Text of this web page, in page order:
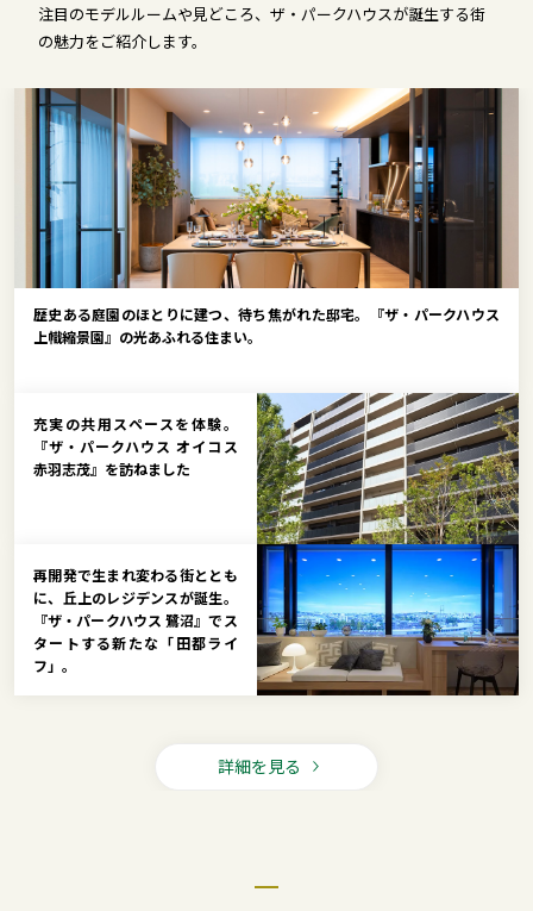
注目のモデルルームや見どころ、ザ・パークハウスが誕生する街
の魅力をご紹介します。
歴史ある庭園のほとりに建つ、待ち焦がれた邸宅。『ザ・パークハウス
上幟縮景園』の光あふれる住まい。
充実の共用スペースを体験。
『ザ・パークハウス オイコス
赤羽志茂』を訪ねました
再開発で生まれ変わる街ととも
に、丘上のレジデンスが誕生。
『ザ・パークハウス 鷺沼』でス
タートする新たな「田都ライ
フ」。
詳細を見る